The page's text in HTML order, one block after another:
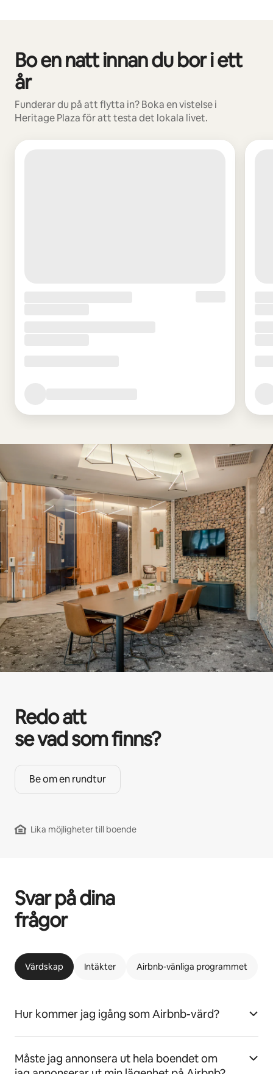
Bo en natt innan du bor i ett
år
Funderar du på att flytta in? Boka en vistelse i
Heritage Plaza för att testa det lokala livet.
0 av 0 objekt visas
Redo att
se vad som finns?
Be om en rundtur
Lika möjligheter till boende
Svar på dina
frågor
Värdskap Intäkter Airbnb-vänliga programmet
Hur kommer jag igång som Airbnb-värd?
Måste jag annonsera ut hela boendet om